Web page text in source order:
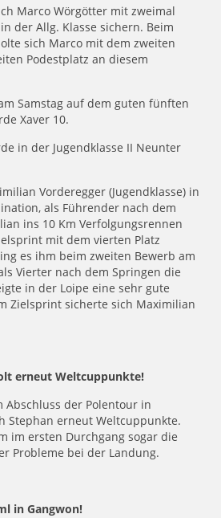
Marco Wörgötter mit zweimal
der Allg. Klasse sichern. Beim
sich Marco mit dem zweiten
Podestplatz an diesem
Samstag auf dem guten fünften
Xaver 10.
in der Jugendklasse II Neunter
Vorderegger (Jugendklasse) in
als Führender nach dem
ins 10 Km Verfolgungsrennen
mit dem vierten Platz
es ihm beim zweiten Bewerb am
Vierter nach dem Springen die
in der Loipe eine sehr gute
Zielsprint sicherte sich Maximilian
erneut Weltcuppunkte!
Abschluss der Polentour in
Stephan erneut Weltcuppunkte.
im ersten Durchgang sogar die
Probleme bei der Landung.
in Gangwon!